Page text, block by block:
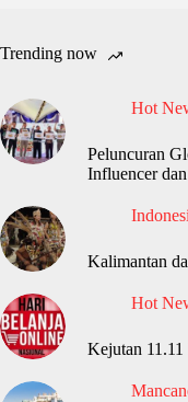
Trending now
Hot
Peluncuran
Influencer
Kalimantan
Hot
Kejutan